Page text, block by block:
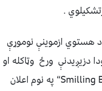
.
دهندوستان هغه وخت صدراعظمې اينديرا ګاندي Indira Gandhi د هستوي ازموينې نوموړې
دزيږيدنې ورځ وټاکله او
بلخوا يې دهندوستان داتوم پروګرام د خندا کوونکي بودا „Smilling Buddah“ په نوم اعلان